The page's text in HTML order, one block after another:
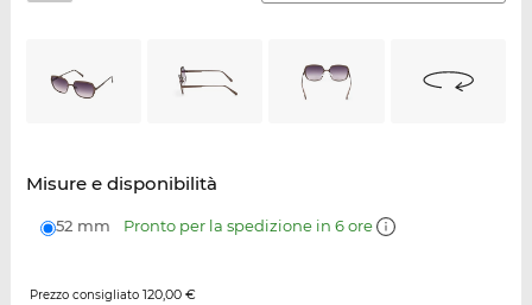
Misure e disponibilità
52 mm Pronto per la spedizione in 6 ore
Prezzo consigliato 120,00 €